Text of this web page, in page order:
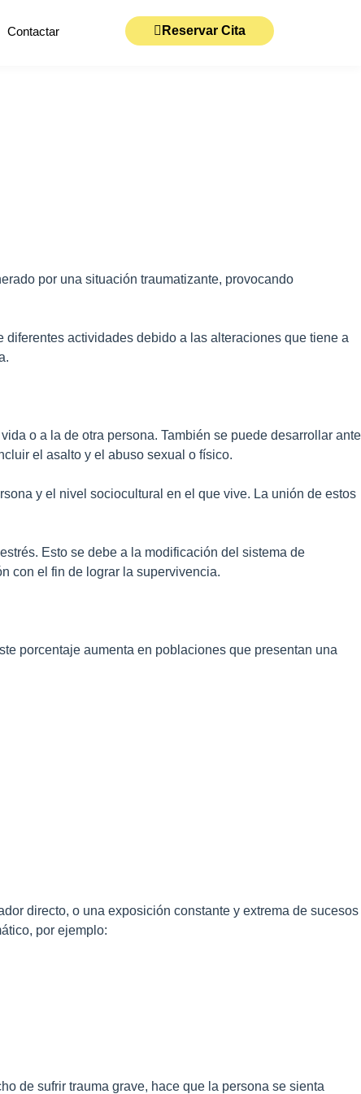
Contactar Reservar Cita
por una situación traumatizante, provocando
actividades debido a las alteraciones que tiene a
o a la de otra persona. También se puede desarrollar ante
el asalto y el abuso sexual o físico.
y el nivel sociocultural en el que vive. La unión de estos
Esto se debe a la modificación del sistema de
con el fin de lograr la supervivencia.
porcentaje aumenta en poblaciones que presentan una
directo, o una exposición constante y extrema de sucesos
por ejemplo:
de sufrir trauma grave, hace que la persona se sienta